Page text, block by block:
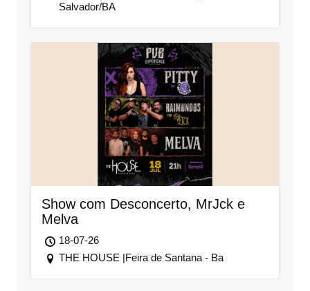
Salvador/BA
Show com Desconcerto, MrJck e
Melva
18-07-26
THE HOUSE |Feira de Santana - Ba